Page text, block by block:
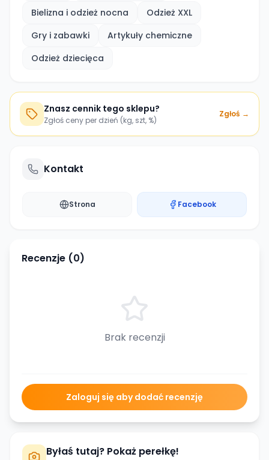
Bielizna i odzież nocna
Odzież XXL
Gry i zabawki
Artykuły chemiczne
Odzież dziecięca
Znasz cennik tego sklepu?
Zgłoś ceny per dzień (kg, szt, %)
Zgłoś →
Kontakt
Strona Facebook
Recenzje (0)
Brak recenzji
Zaloguj się aby dodać recenzję
Byłaś tutaj? Pokaż perełkę!